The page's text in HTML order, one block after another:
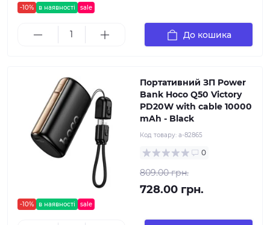
-10% в наявності sale
До кошика
-10% в наявності sale
Портативний ЗП Power
Bank Hoco Q50 Victory
PD20W with cable 10000
mAh - Black
Код товару: a-82865
0
809.00 грн.
728.00 грн.